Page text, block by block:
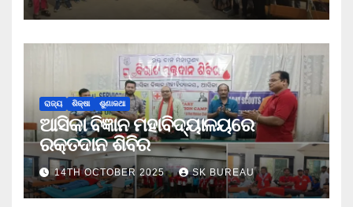
ରାଜ୍ୟ ଶିକ୍ଷା ଶୁଣାକଥା
ଆସିକା ବିଜ୍ଞାନ ମହାବିଦ୍ୟାଳୟରେ
ରକ୍ତଦାନ ଶିବିର
14TH OCTOBER 2025 SK BUREAU